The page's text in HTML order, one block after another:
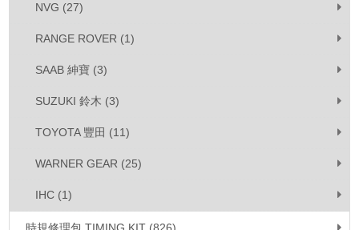
NVG (27)
RANGE ROVER (1)
SAAB 紳寶 (3)
SUZUKI 鈴木 (3)
TOYOTA 豐田 (11)
WARNER GEAR (25)
IHC (1)